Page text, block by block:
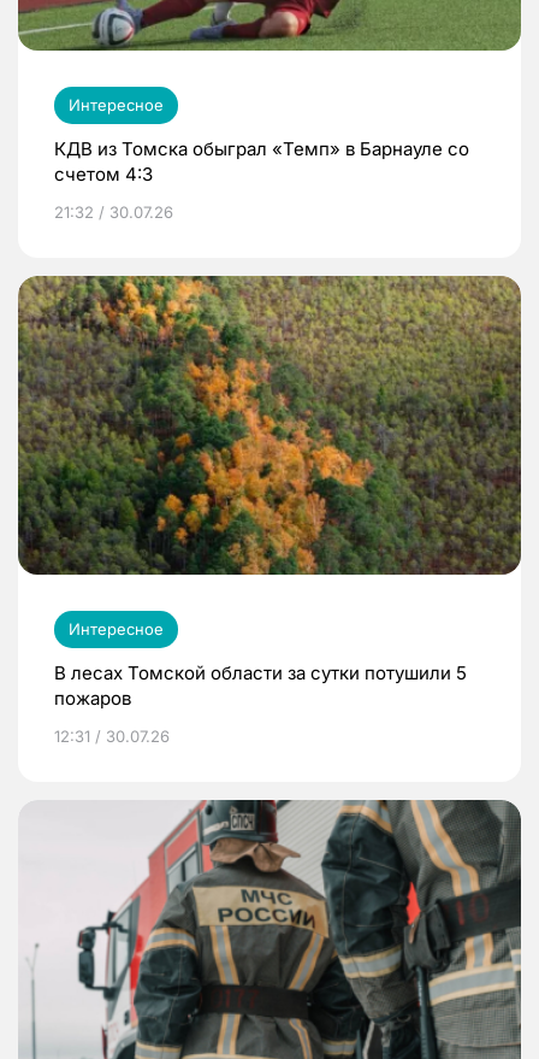
Интересное
КДВ из Томска обыграл «Темп» в Барнауле со
счетом 4:3
21:32 / 30.07.26
Интересное
В лесах Томской области за сутки потушили 5
пожаров
12:31 / 30.07.26